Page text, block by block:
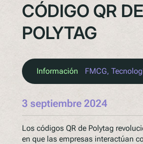
CÓDIGO QR DE
POLYTAG
Información FMCG,
3 septiembre 2024
Los códigos QR de Polytag
en que las empresas interactúan